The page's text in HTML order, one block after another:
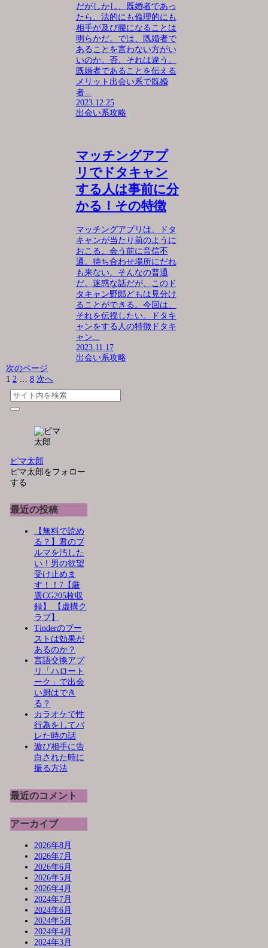
だがしかし、既婚者であっ
たら、法的にも倫理的にも
相手が及び腰になることは
明らかだ。では、既婚者で
あることを言わない方がい
いのか。否、それは違う。
既婚者であることを伝える
メリット出会い系で既婚
者...
2023.12.25
出会い系攻略
マッチングアプ
リでドタキャン
する人は事前に分
かる！その特徴
マッチングアプリは、ドタ
キャンが当たり前のように
おこる。会う前に音信不
通。待ち合わせ場所にだれ
も来ない。そんなの普通
だ。迷惑な話だが、このド
タキャン野郎どもは見分け
ることができる。今回は、
それを伝授したい。ドタキ
ャンをする人の特徴ドタキ
ャン...
2023.11.17
出会い系攻略
次のページ
1 2 … 8 次へ
ピマ太郎
ピマ太郎をフォロー
する
最近の投稿
【無料で読め
る？】君のブ
ルマを汚した
い！男の欲望
受け止めま
す！！7【厳
選CG205枚収
録】 【虚構ク
ラブ】
Tinderのブー
ストは効果が
あるのか？
言語交換アプ
リ「ハロート
ーク」で出会
い厨はでき
る？
カラオケで性
行為をしてバ
レた時の話
遊び相手に告
白された時に
振る方法
最近のコメント
アーカイブ
2026年8月
2026年7月
2026年6月
2026年5月
2026年4月
2024年7月
2024年6月
2024年5月
2024年4月
2024年3月